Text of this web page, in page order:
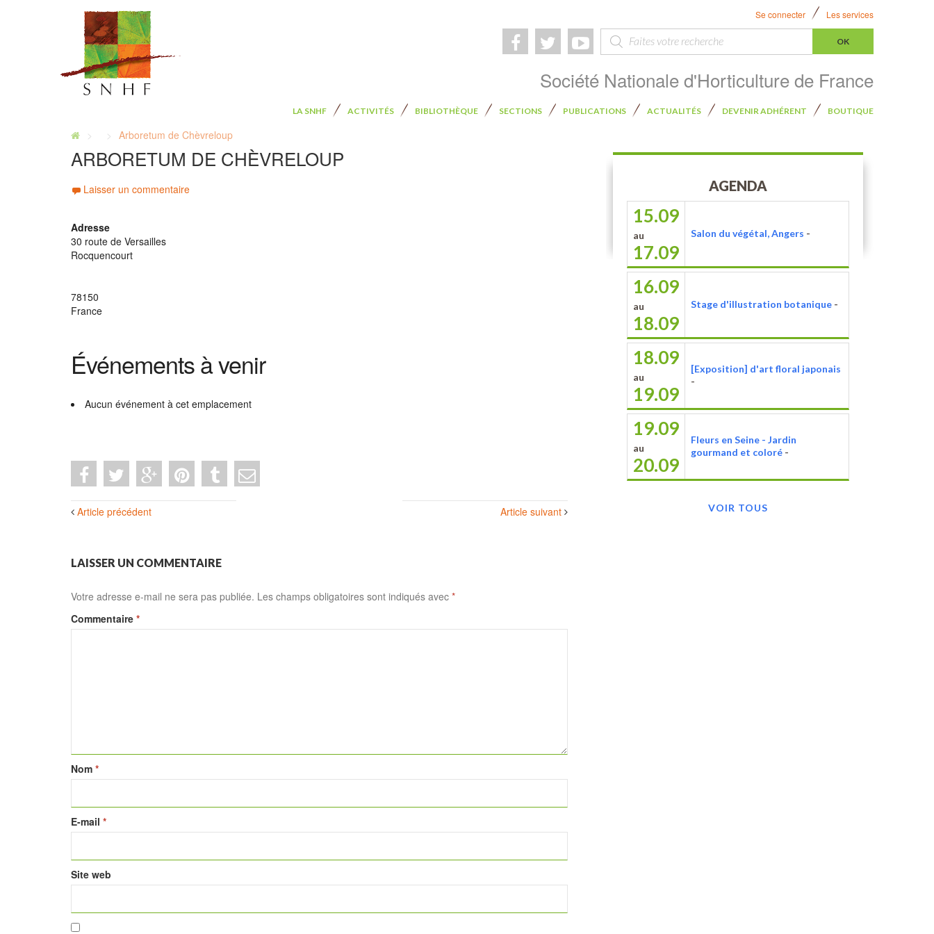
Se connecter Les services
Rechercher :
Société Nationale d'Horticulture de France
LA SNHF ACTIVITÉS BIBLIOTHÈQUE SECTIONS PUBLICATIONS ACTUALITÉS DEVENIR ADHÉRENT BOUTIQUE
Arboretum de Chèvreloup
ARBORETUM DE CHÈVRELOUP
Laisser un commentaire
Adresse
30 route de Versailles
Rocquencourt
78150
France
Événements à venir
Aucun événement à cet emplacement
Navigation
articles
Article précédent Article suivant
LAISSER UN COMMENTAIRE
Votre adresse e-mail ne sera pas publiée. Les champs obligatoires sont indiqués avec *
Commentaire *
Nom *
E-mail *
Site web
AGENDA
15.09
au
17.09
Salon du végétal, Angers -
16.09
au
18.09
Stage d'illustration botanique -
18.09
au
19.09
[Exposition] d'art floral japonais
-
19.09
au
20.09
Fleurs en Seine - Jardin
gourmand et coloré -
VOIR TOUS